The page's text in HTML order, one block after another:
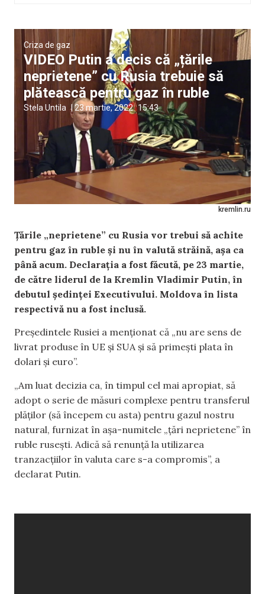
kremlin.ru
Criza de gaz
VIDEO Putin a decis că „țările
neprietene” cu Rusia trebuie să
plătească pentru gaz în ruble
Stela Untila |23 martie, 2022 15:43
Țările „neprietene” cu Rusia vor trebui să achite
pentru gaz în ruble și nu în valută străină, așa ca
până acum. Declarația a fost făcută, pe 23 martie,
de către liderul de la Kremlin Vladimir Putin, în
debutul ședinței Executivului. Moldova în lista
respectivă nu a fost inclusă.
Președintele Rusiei a menționat că „nu are sens de
livrat produse în UE și SUA și să primești plata în
dolari și euro”.
„Am luat decizia ca, în timpul cel mai apropiat, să
adopt o serie de măsuri complexe pentru transferul
plăților (să începem cu asta) pentru gazul nostru
natural, furnizat în așa-numitele „țări neprietene” în
ruble rusești. Adică să renunță la utilizarea
tranzacțiilor în valuta care s-a compromis”, a
declarat Putin.